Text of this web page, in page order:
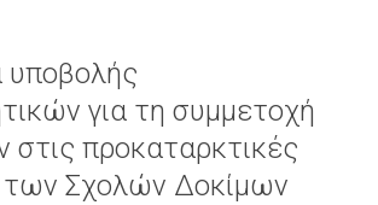
υποβολής
για τη συμμετοχή
στις προκαταρκτικές
των Σχολών Δοκίμων